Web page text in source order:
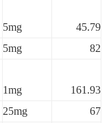
5mg
45.79
5mg 82
1mg
161.93
25mg 67